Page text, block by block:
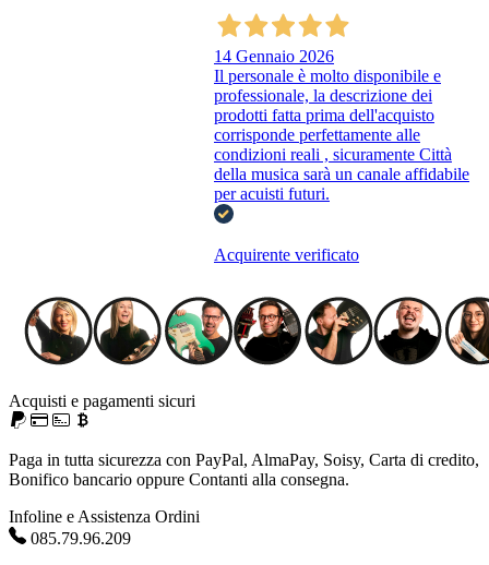
14 Gennaio 2026
Il personale è molto disponibile e
professionale, la descrizione dei
prodotti fatta prima dell'acquisto
corrisponde perfettamente alle
condizioni reali , sicuramente Città
della musica sarà un canale affidabile
per acuisti futuri.
Acquirente verificato
Acquisti e pagamenti sicuri
Paga in tutta sicurezza con PayPal, AlmaPay, Soisy, Carta di credito,
Bonifico bancario oppure Contanti alla consegna.
Infoline e Assistenza Ordini
085.79.96.209